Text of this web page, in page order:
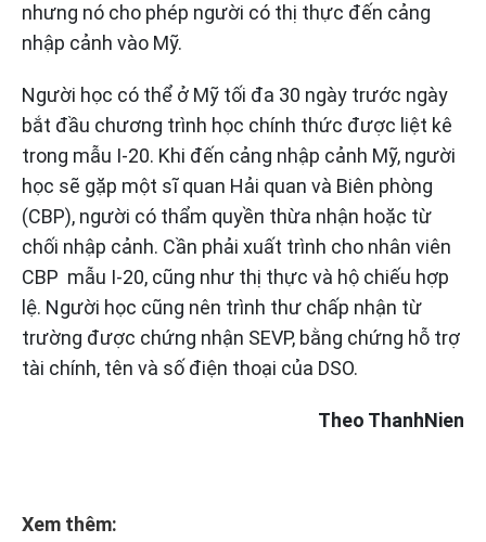
nhưng nó cho phép người có thị thực đến cảng
nhập cảnh vào Mỹ.
Người học có thể ở Mỹ tối đa 30 ngày trước ngày
bắt đầu chương trình học chính thức được liệt kê
trong mẫu I-20. Khi đến cảng nhập cảnh Mỹ, người
học sẽ gặp một sĩ quan Hải quan và Biên phòng
(CBP), người có thẩm quyền thừa nhận hoặc từ
chối nhập cảnh. Cần phải xuất trình cho nhân viên
CBP mẫu I-20, cũng như thị thực và hộ chiếu hợp
lệ. Người học cũng nên trình thư chấp nhận từ
trường được chứng nhận SEVP, bằng chứng hỗ trợ
tài chính, tên và số điện thoại của DSO.
Theo ThanhNien
Xem thêm: